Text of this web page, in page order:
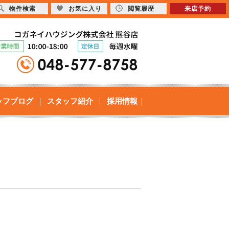
フブログ スタッフ紹介 採用情報
物件検索 お気に入り 閲覧履歴 来店予約